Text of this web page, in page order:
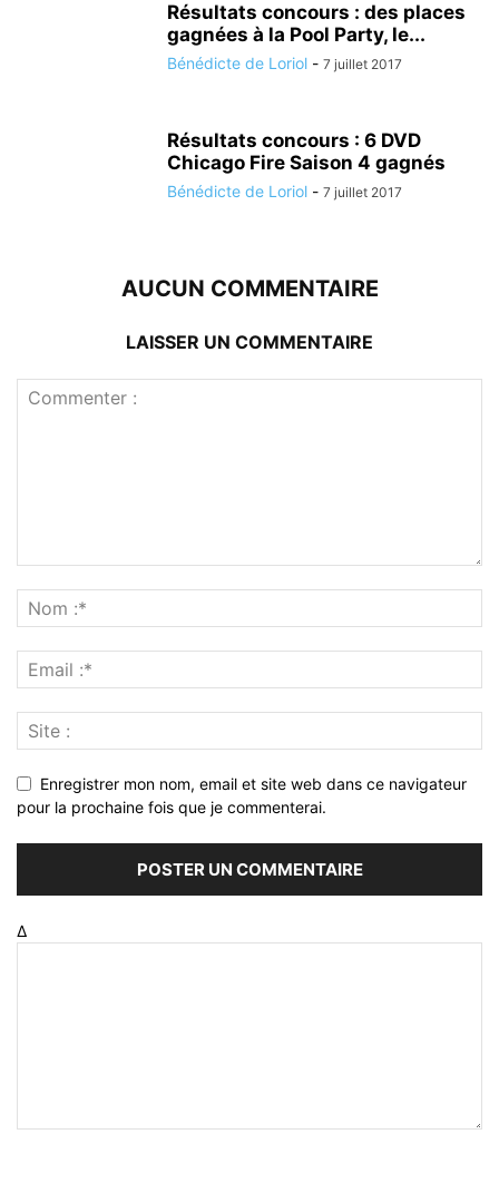
Résultats concours : des places
gagnées à la Pool Party, le...
Bénédicte de Loriol - 7 juillet 2017
Résultats concours : 6 DVD
Chicago Fire Saison 4 gagnés
Bénédicte de Loriol - 7 juillet 2017
AUCUN COMMENTAIRE
LAISSER UN COMMENTAIRE
Enregistrer mon nom, email et site web dans ce navigateur
pour la prochaine fois que je commenterai.
Δ